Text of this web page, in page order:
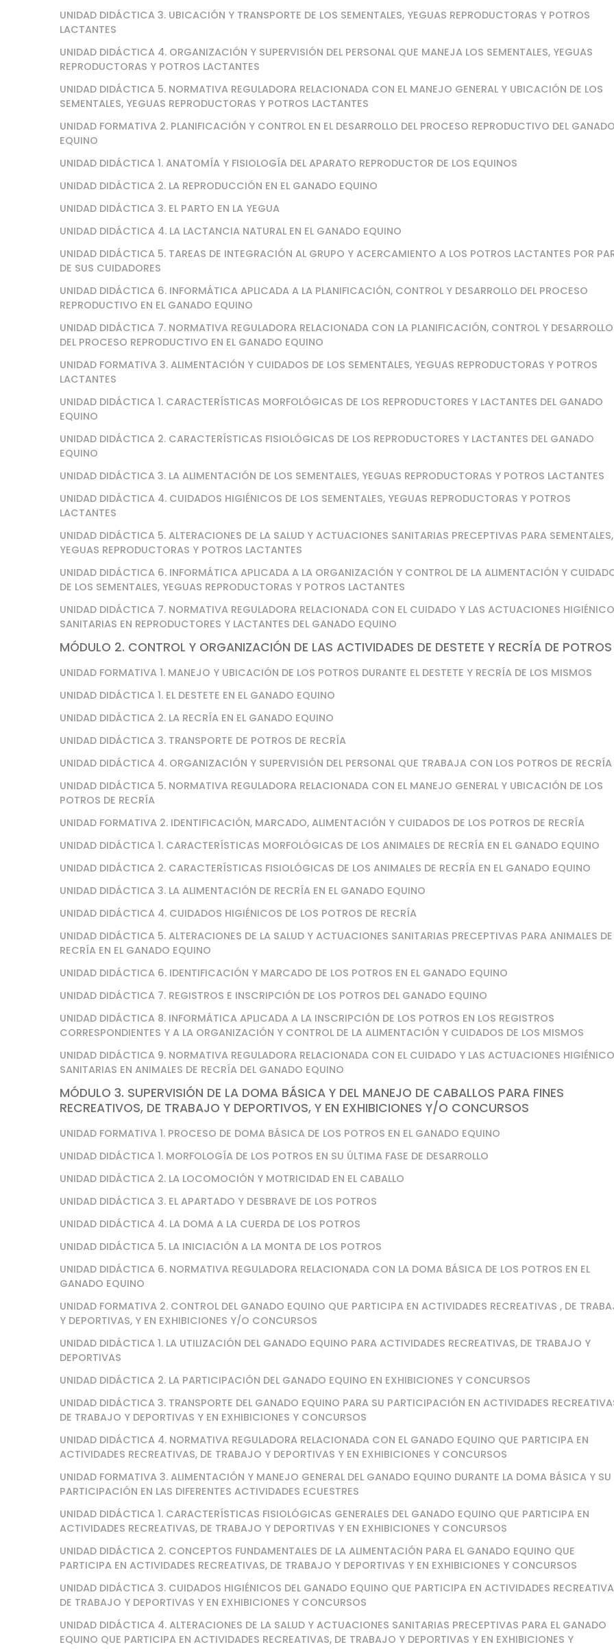
UNIDAD DIDÁCTICA 3. UBICACIÓN Y TRANSPORTE DE LOS SEMENTALES, YEGUAS REPRODUCTORAS Y POTROS
LACTANTES
UNIDAD DIDÁCTICA 4. ORGANIZACIÓN Y SUPERVISIÓN DEL PERSONAL QUE MANEJA LOS SEMENTALES, YEGUAS
REPRODUCTORAS Y POTROS LACTANTES
UNIDAD DIDÁCTICA 5. NORMATIVA REGULADORA RELACIONADA CON EL MANEJO GENERAL Y UBICACIÓN DE LOS
SEMENTALES, YEGUAS REPRODUCTORAS Y POTROS LACTANTES
UNIDAD FORMATIVA 2. PLANIFICACIÓN Y CONTROL EN EL DESARROLLO DEL PROCESO REPRODUCTIVO DEL
EQUINO
UNIDAD DIDÁCTICA 1. ANATOMÍA Y FISIOLOGÍA DEL APARATO REPRODUCTOR DE LOS EQUINOS
UNIDAD DIDÁCTICA 2. LA REPRODUCCIÓN EN EL GANADO EQUINO
UNIDAD DIDÁCTICA 3. EL PARTO EN LA YEGUA
UNIDAD DIDÁCTICA 4. LA LACTANCIA NATURAL EN EL GANADO EQUINO
UNIDAD DIDÁCTICA 5. TAREAS DE INTEGRACIÓN AL GRUPO Y ACERCAMIENTO A LOS POTROS LACTANTES POR
DE SUS CUIDADORES
UNIDAD DIDÁCTICA 6. INFORMÁTICA APLICADA A LA PLANIFICACIÓN, CONTROL Y DESARROLLO DEL PROCESO
REPRODUCTIVO EN EL GANADO EQUINO
UNIDAD DIDÁCTICA 7. NORMATIVA REGULADORA RELACIONADA CON LA PLANIFICACIÓN, CONTROL Y DESARROLLO
DEL PROCESO REPRODUCTIVO EN EL GANADO EQUINO
UNIDAD FORMATIVA 3. ALIMENTACIÓN Y CUIDADOS DE LOS SEMENTALES, YEGUAS REPRODUCTORAS Y POTROS
LACTANTES
UNIDAD DIDÁCTICA 1. CARACTERÍSTICAS MORFOLÓGICAS DE LOS REPRODUCTORES Y LACTANTES DEL GANADO
EQUINO
UNIDAD DIDÁCTICA 2. CARACTERÍSTICAS FISIOLÓGICAS DE LOS REPRODUCTORES Y LACTANTES DEL GANADO
EQUINO
UNIDAD DIDÁCTICA 3. LA ALIMENTACIÓN DE LOS SEMENTALES, YEGUAS REPRODUCTORAS Y POTROS LACTANTES
UNIDAD DIDÁCTICA 4. CUIDADOS HIGIÉNICOS DE LOS SEMENTALES, YEGUAS REPRODUCTORAS Y POTROS
LACTANTES
UNIDAD DIDÁCTICA 5. ALTERACIONES DE LA SALUD Y ACTUACIONES SANITARIAS PRECEPTIVAS PARA SEMENTALES,
YEGUAS REPRODUCTORAS Y POTROS LACTANTES
UNIDAD DIDÁCTICA 6. INFORMÁTICA APLICADA A LA ORGANIZACIÓN Y CONTROL DE LA ALIMENTACIÓN Y
DE LOS SEMENTALES, YEGUAS REPRODUCTORAS Y POTROS LACTANTES
UNIDAD DIDÁCTICA 7. NORMATIVA REGULADORA RELACIONADA CON EL CUIDADO Y LAS ACTUACIONES
SANITARIAS EN REPRODUCTORES Y LACTANTES DEL GANADO EQUINO
MÓDULO 2. CONTROL Y ORGANIZACIÓN DE LAS ACTIVIDADES DE DESTETE Y RECRÍA DE POTROS
UNIDAD FORMATIVA 1. MANEJO Y UBICACIÓN DE LOS POTROS DURANTE EL DESTETE Y RECRÍA DE LOS MISMOS
UNIDAD DIDÁCTICA 1. EL DESTETE EN EL GANADO EQUINO
UNIDAD DIDÁCTICA 2. LA RECRÍA EN EL GANADO EQUINO
UNIDAD DIDÁCTICA 3. TRANSPORTE DE POTROS DE RECRÍA
UNIDAD DIDÁCTICA 4. ORGANIZACIÓN Y SUPERVISIÓN DEL PERSONAL QUE TRABAJA CON LOS POTROS DE RECRÍA
UNIDAD DIDÁCTICA 5. NORMATIVA REGULADORA RELACIONADA CON EL MANEJO GENERAL Y UBICACIÓN DE LOS
POTROS DE RECRÍA
UNIDAD FORMATIVA 2. IDENTIFICACIÓN, MARCADO, ALIMENTACIÓN Y CUIDADOS DE LOS POTROS DE RECRÍA
UNIDAD DIDÁCTICA 1. CARACTERÍSTICAS MORFOLÓGICAS DE LOS ANIMALES DE RECRÍA EN EL GANADO EQUINO
UNIDAD DIDÁCTICA 2. CARACTERÍSTICAS FISIOLÓGICAS DE LOS ANIMALES DE RECRÍA EN EL GANADO EQUINO
UNIDAD DIDÁCTICA 3. LA ALIMENTACIÓN DE RECRÍA EN EL GANADO EQUINO
UNIDAD DIDÁCTICA 4. CUIDADOS HIGIÉNICOS DE LOS POTROS DE RECRÍA
UNIDAD DIDÁCTICA 5. ALTERACIONES DE LA SALUD Y ACTUACIONES SANITARIAS PRECEPTIVAS PARA ANIMALES DE
RECRÍA EN EL GANADO EQUINO
UNIDAD DIDÁCTICA 6. IDENTIFICACIÓN Y MARCADO DE LOS POTROS EN EL GANADO EQUINO
UNIDAD DIDÁCTICA 7. REGISTROS E INSCRIPCIÓN DE LOS POTROS DEL GANADO EQUINO
UNIDAD DIDÁCTICA 8. INFORMÁTICA APLICADA A LA INSCRIPCIÓN DE LOS POTROS EN LOS REGISTROS
CORRESPONDIENTES Y A LA ORGANIZACIÓN Y CONTROL DE LA ALIMENTACIÓN Y CUIDADOS DE LOS MISMOS
UNIDAD DIDÁCTICA 9. NORMATIVA REGULADORA RELACIONADA CON EL CUIDADO Y LAS ACTUACIONES
SANITARIAS EN ANIMALES DE RECRÍA DEL GANADO EQUINO
MÓDULO 3. SUPERVISIÓN DE LA DOMA BÁSICA Y DEL MANEJO DE CABALLOS PARA FINES
RECREATIVOS, DE TRABAJO Y DEPORTIVOS, Y EN EXHIBICIONES Y/O CONCURSOS
UNIDAD FORMATIVA 1. PROCESO DE DOMA BÁSICA DE LOS POTROS EN EL GANADO EQUINO
UNIDAD DIDÁCTICA 1. MORFOLOGÍA DE LOS POTROS EN SU ÚLTIMA FASE DE DESARROLLO
UNIDAD DIDÁCTICA 2. LA LOCOMOCIÓN Y MOTRICIDAD EN EL CABALLO
UNIDAD DIDÁCTICA 3. EL APARTADO Y DESBRAVE DE LOS POTROS
UNIDAD DIDÁCTICA 4. LA DOMA A LA CUERDA DE LOS POTROS
UNIDAD DIDÁCTICA 5. LA INICIACIÓN A LA MONTA DE LOS POTROS
UNIDAD DIDÁCTICA 6. NORMATIVA REGULADORA RELACIONADA CON LA DOMA BÁSICA DE LOS POTROS EN EL
GANADO EQUINO
UNIDAD FORMATIVA 2. CONTROL DEL GANADO EQUINO QUE PARTICIPA EN ACTIVIDADES RECREATIVAS , DE
Y DEPORTIVAS, Y EN EXHIBICIONES Y/O CONCURSOS
UNIDAD DIDÁCTICA 1. LA UTILIZACIÓN DEL GANADO EQUINO PARA ACTIVIDADES RECREATIVAS, DE TRABAJO Y
DEPORTIVAS
UNIDAD DIDÁCTICA 2. LA PARTICIPACIÓN DEL GANADO EQUINO EN EXHIBICIONES Y CONCURSOS
UNIDAD DIDÁCTICA 3. TRANSPORTE DEL GANADO EQUINO PARA SU PARTICIPACIÓN EN ACTIVIDADES
DE TRABAJO Y DEPORTIVAS Y EN EXHIBICIONES Y CONCURSOS
UNIDAD DIDÁCTICA 4. NORMATIVA REGULADORA RELACIONADA CON EL GANADO EQUINO QUE PARTICIPA EN
ACTIVIDADES RECREATIVAS, DE TRABAJO Y DEPORTIVAS Y EN EXHIBICIONES Y CONCURSOS
UNIDAD FORMATIVA 3. ALIMENTACIÓN Y MANEJO GENERAL DEL GANADO EQUINO DURANTE LA DOMA BÁSICA Y SU
PARTICIPACIÓN EN LAS DIFERENTES ACTIVIDADES ECUESTRES
UNIDAD DIDÁCTICA 1. CARACTERÍSTICAS FISIOLÓGICAS GENERALES DEL GANADO EQUINO QUE PARTICIPA EN
ACTIVIDADES RECREATIVAS, DE TRABAJO Y DEPORTIVAS Y EN EXHIBICIONES Y CONCURSOS
UNIDAD DIDÁCTICA 2. CONCEPTOS FUNDAMENTALES DE LA ALIMENTACIÓN PARA EL GANADO EQUINO QUE
PARTICIPA EN ACTIVIDADES RECREATIVAS, DE TRABAJO Y DEPORTIVAS Y EN EXHIBICIONES Y CONCURSOS
UNIDAD DIDÁCTICA 3. CUIDADOS HIGIÉNICOS DEL GANADO EQUINO QUE PARTICIPA EN ACTIVIDADES
DE TRABAJO Y DEPORTIVAS Y EN EXHIBICIONES Y CONCURSOS
UNIDAD DIDÁCTICA 4. ALTERACIONES DE LA SALUD Y ACTUACIONES SANITARIAS PRECEPTIVAS PARA EL GANADO
EQUINO QUE PARTICIPA EN ACTIVIDADES RECREATIVAS, DE TRABAJO Y DEPORTIVAS Y EN EXHIBICIONES Y